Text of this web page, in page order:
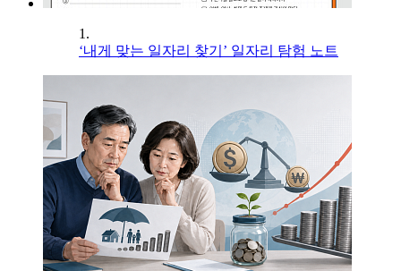
1.
‘내게 맞는 일자리 찾기’ 일자리 탐험 노트